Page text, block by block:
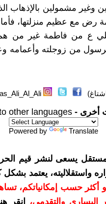
مشمولين بالإذهاب
رض مع عظيم منزلتها،
لعلي ع من فاطمة غير من
من زوجلته وأعمامه
أخرى - other languages
Powered by Translate
يسعى لنشر قيم الحرية،
واستقلاليته، يعتمد
سنويًا أو أكثر حسب
اليساري والتقدمي، انقر